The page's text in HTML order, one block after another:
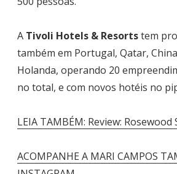
A Tivoli Hotels & Resortstem
também em Portugal, Qatar,
Holanda, operando 20
no total, e com novos hotéis no
LEIA TAMBÉM: Review: Rosewood
ACOMPANHE A MARI CAMPOS